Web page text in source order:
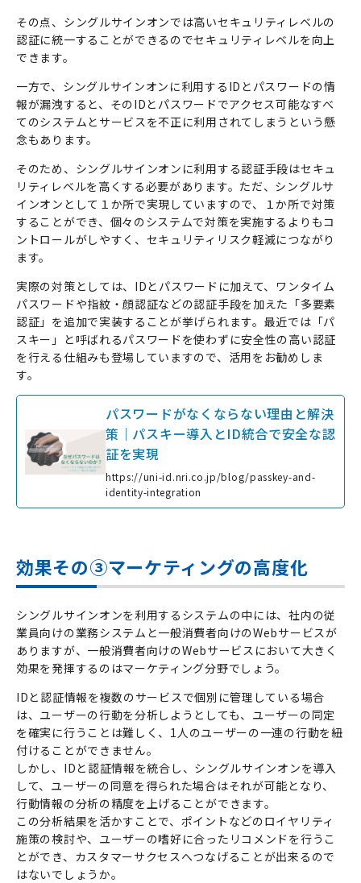
その点、シングルサインオンでは高いセキュリティレベルの
認証に統一することができるのでセキュリティレベルを向上
できます。
一方で、シングルサインオンに利用する ID とパスワードの情
報が漏洩すると、そのIDとパスワードでアクセス可能なすべ
てのシステムとサービスを不正に利用されてしまうという懸
念もあります。
そのため、シングルサインオンに利用する認証手段はセキュ
リティレベルを高くする必要があります。ただ、シングルサ
インオンとして１か所で実現していますので、１か所で対策
することができ、個々のシステムで対策を実施するよりもコ
ントロールがしやすく、セキュリティリスク軽減につながり
ます。
実際の対策としては、 IDとパスワードに加えて、ワンタイム
パスワードや指紋・顔認証などの認証手段を加えた「多要素
認証」を追加で実装することが挙げられます。最近では「パ
スキー」と呼ばれるパスワードを使わずに安全性の高い認証
を行える仕組みも登場していますので、活用をお勧めしま
す。
パスワードがなくならない理由と解決
策｜パスキー導入とID統合で安全な認
証を実現
https://uni-id.nri.co.jp/blog/passkey-and-
identity-integration
効果その③マーケティングの高度化
シングルサインオンを利用するシステムの中には、社内の従
業員向けの業務システムと一般消費者向けのWebサービスが
ありますが、一般消費者向けのWebサービスにおいて大きく
効果を発揮するのはマーケティング分野でしょう。
IDと認証情報を複数のサービスで個別に管理している場合
は、ユーザーの行動を分析しようとしても、ユーザーの同定
を確実に行うことは難しく、 1 人のユーザーの一連の行動を紐
付けることができません。
しかし、 IDと認証情報を統合し、シングルサインオンを導入
して、ユーザーの同意を得られた場合はそれが可能となり、
行動情報の分析の精度を上げることができます。
この分析結果を活かすことで、ポイントなどのロイヤリティ
施策の検討や、ユーザーの嗜好に合ったリコメンドを行うこ
とができ、カスタマーサクセスへつなげることが出来るので
はないでしょうか。